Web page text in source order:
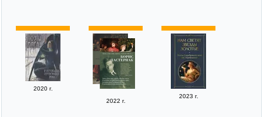
2020 г.
2022 г.
2023 г.